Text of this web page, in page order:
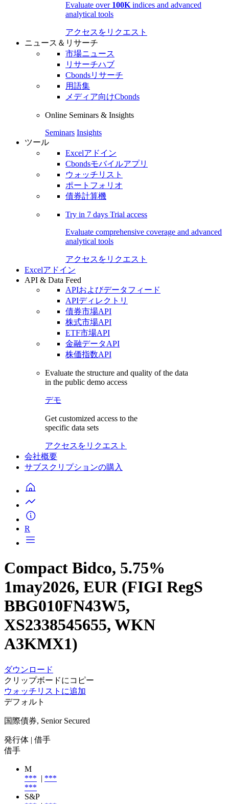
Evaluate over 100K indices and advanced
analytical tools
アクセスをリクエスト
ニュース＆リサーチ
市場ニュース
リサーチハブ
Cbondsリサーチ
用語集
メディア向けCbonds
Online Seminars & Insights
Seminars Insights
ツール
Excelアドイン
Cbondsモバイルアプリ
ウォッチリスト
ポートフォリオ
債券計算機
Try in 7 days Trial access
Evaluate comprehensive coverage and advanced
analytical tools
アクセスをリクエスト
Excelアドイン
API & Data Feed
APIおよびデータフィード
APIディレクトリ
債券市場API
株式市場API
ETF市場API
金融データAPI
株価指数API
Evaluate the structure and quality of the data
in the public demo access
デモ
Get customized access to the
specific data sets
アクセスをリクエスト
会社概要
サブスクリプションの購入
R
Compact Bidco, 5.75%
1may2026, EUR (FIGI RegS
BBG010FN43W5,
XS2338545655, WKN
A3KMX1)
ダウンロード
クリップボードにコピー
ウォッチリストに追加
デフォルト
国際債券, Senior Secured
発行体 | 借手
借手
M
*** | ***
***
S&P